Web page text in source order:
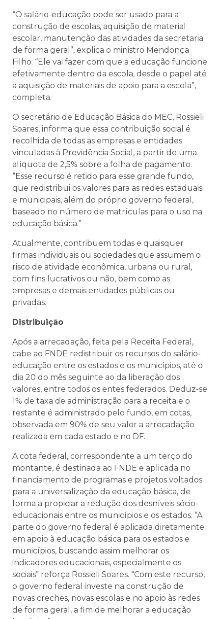
“O salário-educação pode ser usado para a
construção de escolas, aquisição de material
escolar, manutenção das atividades da secretaria
de forma geral”, explica o ministro Mendonça
Filho. “Ele vai fazer com que a educação funcione
efetivamente dentro da escola, desde o papel até
a aquisição de materiais de apoio para a escola”,
completa.
O secretário de Educação Básica do MEC, Rossieli
Soares, informa que essa contribuição social é
recolhida de todas as empresas e entidades
vinculadas à Previdência Social, a partir de uma
alíquota de 2,5% sobre a folha de pagamento.
“Esse recurso é retido para esse grande fundo,
que redistribui os valores para as redes estaduais
e municipais, além do próprio governo federal,
baseado no número de matrículas para o uso na
educação básica.”
Atualmente, contribuem todas e quaisquer
firmas individuais ou sociedades que assumem o
risco de atividade econômica, urbana ou rural,
com fins lucrativos ou não, bem como as
empresas e demais entidades públicas ou
privadas.
Distribuição
Após a arrecadação, feita pela Receita Federal,
cabe ao FNDE redistribuir os recursos do salário-
educação entre os estados e os municípios, até o
dia 20 do mês seguinte ao da liberação dos
valores, entre todos os entes federados. Deduz-se
1% de taxa de administração para a receita e o
restante é administrado pelo fundo, em cotas,
observada em 90% de seu valor a arrecadação
realizada em cada estado e no DF.
A cota federal, correspondente a um terço do
montante, é destinada ao FNDE e aplicada no
financiamento de programas e projetos voltados
para a universalização da educação básica, de
forma a propiciar a redução dos desníveis sócio-
educacionais entre os municípios e os estados. “A
parte do governo federal é aplicada diretamente
em apoio à educação básica para os estados e
municípios, buscando assim melhorar os
indicadores educacionais, especialmente os
sociais” reforça Rossieli Soares. “Com este recurso,
o governo federal investe na construção de
novas creches, novas escolas e no apoio às redes
de forma geral, a fim de melhorar a educação